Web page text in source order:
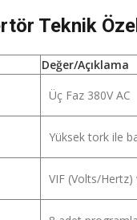
Teknik
Değer/Açıklama
Üç Faz 380V AC
Yüksek tork ile
VIF (Volts/